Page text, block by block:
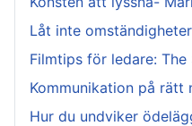
Låt inte
Filmtips för ledare: The
Kommunikation på rätt
Hur du undviker